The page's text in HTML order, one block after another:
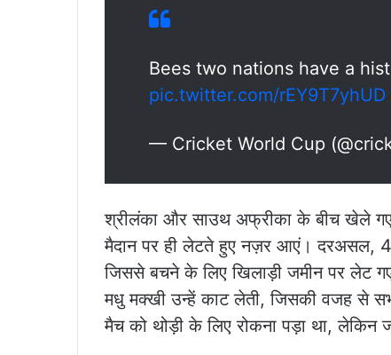
Bees two nations have a
pic.twitter.com/rEY9T7yhUD
— Cricket World Cup
श्रीलंका और साउथ अफ्रीका के बीच खेले गए
मैदान पर ही लेटते हुए नज़र आएं। दरअसल,
जिससे बचने के लिए खिलाड़ी जमीन पर लेट
मधु मक्खी उन्हें काट लेती, जिसकी वजह से
मैच को थोड़ी के लिए रोकना पड़ा था,